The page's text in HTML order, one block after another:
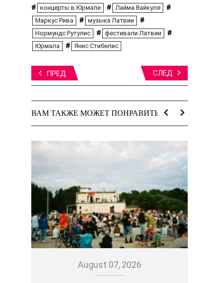
# концерты в Юрмале # Лайма Вайкуле #
Маркус Рива # музыка Латвии #
Нормундс Рутулис # фестивали Латвии #
Юрмала # Янис Стибелис
ПРЕД СЛЕД
ВАМ ТАКЖЕ МОЖЕТ ПОНРАВИТЬСЯ:
August 07, 2026